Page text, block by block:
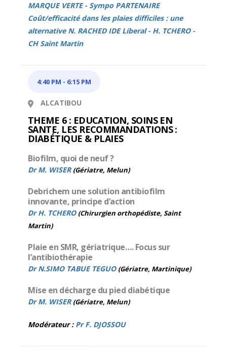
MARQUE VERTE - Sympo PARTENAIRE
Coût/efficacité dans les plaies difficiles : une
alternative N. RACHED IDE Liberal - H. TCHERO -
CH Saint Martin
4:40 PM - 6:15 PM
ALCATIBOU
THEME 6 : EDUCATION, SOINS EN
SANTE, LES RECOMMANDATIONS :
DIABÉTIQUE & PLAIES
Biofilm, quoi de neuf ?
Dr M. WISER (Gériatre, Melun)
Debrichem une solution antibiofilm
innovante, principe d’action
Dr H. TCHERO (Chirurgien orthopédiste, Saint
Martin)
Plaie en SMR, gériatrique…. Focus sur
l’antibiothérapie
Dr N.SIMO TABUE TEGUO (Gériatre, Martinique)
Mise en décharge du pied diabétique
Dr M. WISER (Gériatre, Melun)
Modérateur :Pr F. DJOSSOU